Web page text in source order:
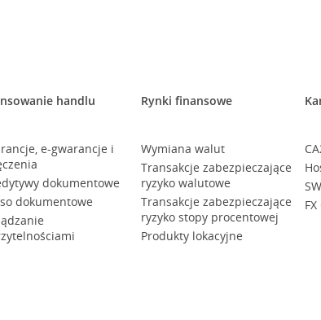
handlu
e-gwarancje i
dokumentowe
dokumentowe
Rynki finansowe
Wymiana walut
Transakcje zabezpieczające
ryzyko walutowe
Transakcje zabezpieczające
ryzyko stopy procentowej
Produkty lokacyjne
FX